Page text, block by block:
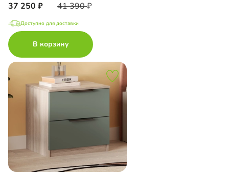
37 250 41 390
Доступно для доставки
В корзину